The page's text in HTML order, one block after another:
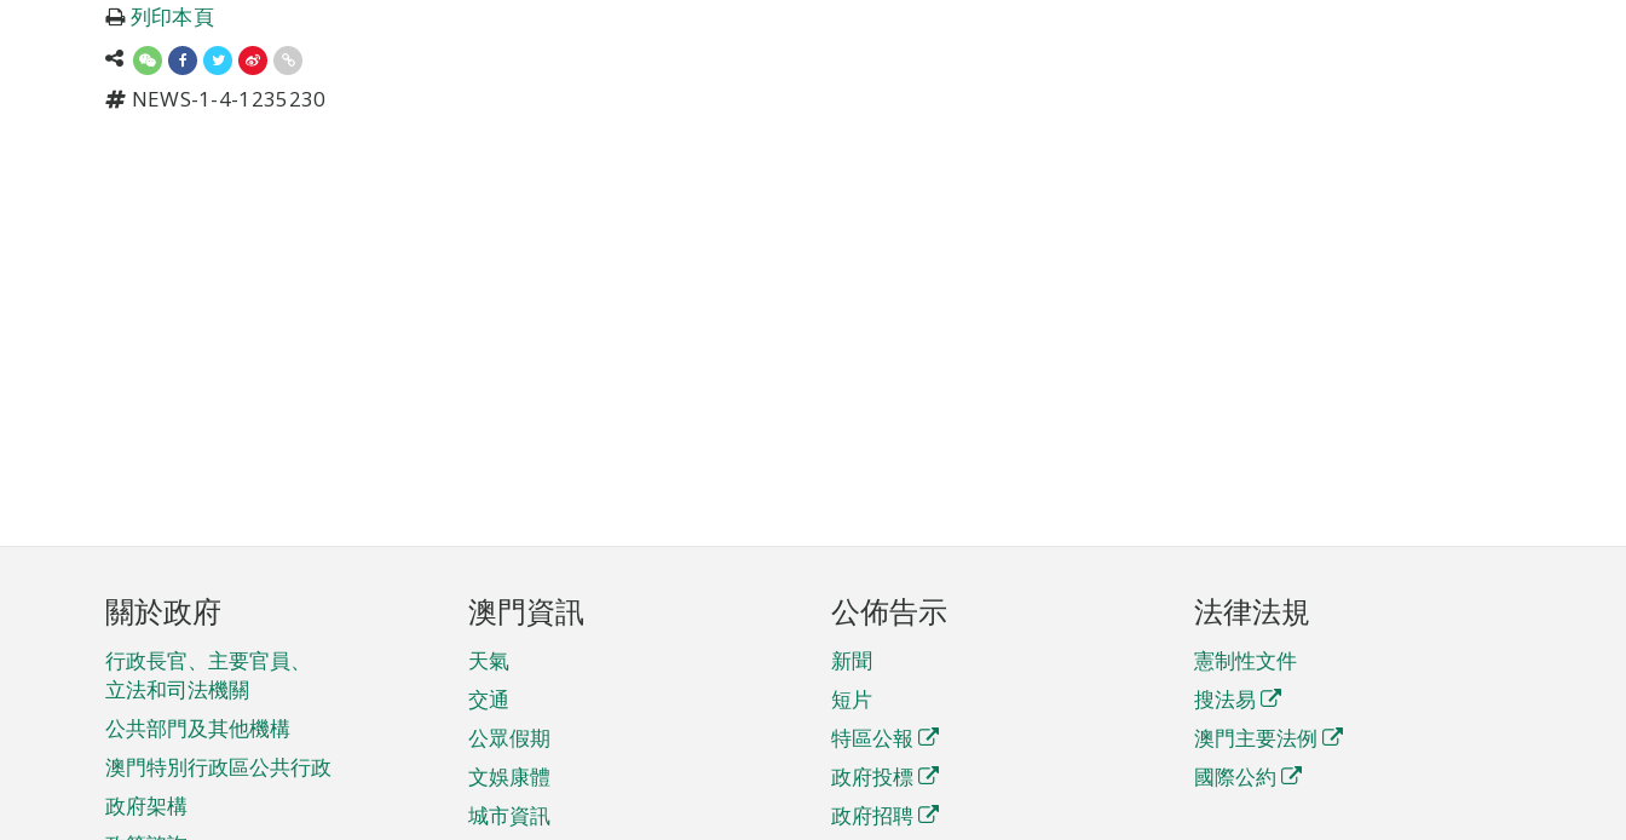
列印本頁
NEWS-1-4-1235230
頁
腳
菜
單
關於政府
行政長官、主要官員、
立法和司法機關
公共部門及其他機構
澳門特別行政區公共行政
政府架構
澳門資訊
天氣
交通
公眾假期
文娛康體
城市資訊
公佈告示
新聞
短片
特區公報
政府投標
政府招聘
法律法規
憲制性文件
搜法易
澳門主要法例
國際公約